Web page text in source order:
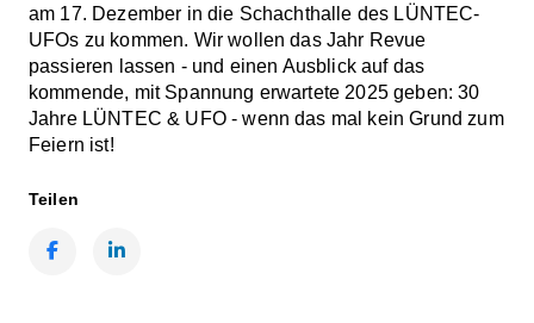
am 17. Dezember in die Schachthalle des LÜNTEC-
UFOs zu kommen. Wir wollen das Jahr Revue
passieren lassen - und einen Ausblick auf das
kommende, mit Spannung erwartete 2025 geben: 30
Jahre LÜNTEC & UFO - wenn das mal kein Grund zum
Feiern ist!
Teilen